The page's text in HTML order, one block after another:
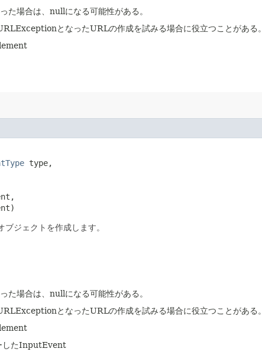
た場合は、nullになる可能性がある。
となったURLの作成を試みる場合に役立つことがある。
type,
ジェクトを作成します。
た場合は、nullになる可能性がある。
となったURLの作成を試みる場合に役立つことがある。
したInputEvent